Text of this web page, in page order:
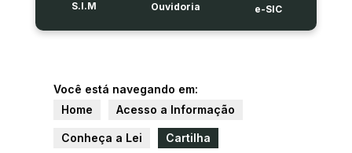
S.I.M Ouvidoria e-SIC
Você está navegando em:
Home
Acesso a Informação
Conheça a Lei Cartilha